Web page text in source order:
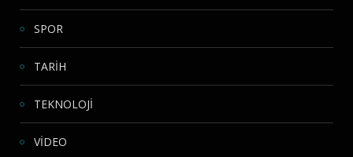
SPOR
TARİH
TEKNOLOJİ
VİDEO